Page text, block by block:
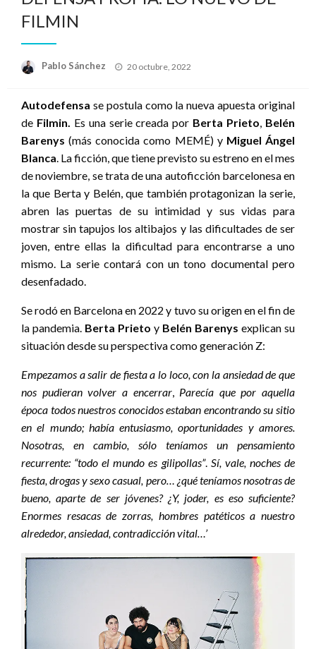
FILMIN
Pablo Sánchez
Publicado
20 octubre, 2022
Autodefensa se postula como la nueva apuesta original
de Filmin. Es una serie creada por Berta Prieto, Belén
Barenys (más conocida como MEMÉ) y Miguel Ángel
Blanca. La ficción, que tiene previsto su estreno en el mes
de noviembre, se trata de una autoficción barcelonesa en
la que Berta y Belén, que también protagonizan la serie,
abren las puertas de su intimidad y sus vidas para
mostrar sin tapujos los altibajos y las dificultades de ser
joven, entre ellas la dificultad para encontrarse a uno
mismo. La serie contará con un tono documental pero
desenfadado.
Se rodó en Barcelona en 2022 y tuvo su origen en el fin de
la pandemia. Berta Prieto y Belén Barenys explican su
situación desde su perspectiva como generación Z:
Empezamos a salir de fiesta a lo loco, con la ansiedad de que
nos pudieran volver a encerrar, Parecía que por aquella
época todos nuestros conocidos estaban encontrando su sitio
en el mundo; había entusiasmo, oportunidades y amores.
Nosotras, en cambio, sólo teníamos un pensamiento
recurrente: “todo el mundo es gilipollas”. Sí, vale, noches de
fiesta, drogas y sexo casual, pero… ¿qué teníamos nosotras de
bueno, aparte de ser jóvenes? ¿Y, joder, es eso suficiente?
Enormes resacas de zorras, hombres patéticos a nuestro
alrededor, ansiedad, contradicción vital…’